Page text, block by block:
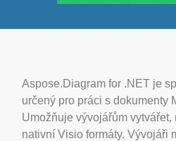
Aspose.Diagram for .NET je
určený pro práci s dokumenty
Umožňuje vývojářům
nativní Visio formáty. Vývojáři